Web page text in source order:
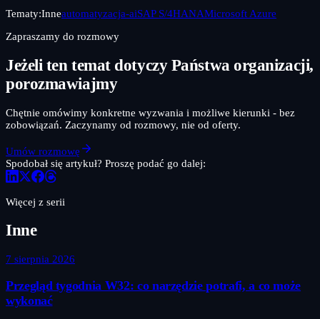
Tematy:Inneautomatyzacja-aiSAP S/4HANAMicrosoft Azure
Zapraszamy do rozmowy
Jeżeli ten temat dotyczy Państwa organizacji,
porozmawiajmy
Chętnie omówimy konkretne wyzwania i możliwe kierunki - bez
zobowiązań. Zaczynamy od rozmowy, nie od oferty.
Umów rozmowę
Spodobał się artykuł? Proszę podać go dalej:
Więcej z serii
Inne
7 sierpnia 2026
Przegląd tygodnia W32: co narzędzie potrafi, a co może
wykonać